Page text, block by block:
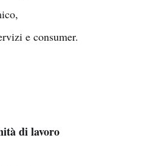
e consumer.
di lavoro